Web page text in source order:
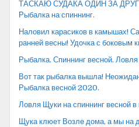
ТАСКАЮ СУДАКА ОДИН ЗА
Рыбалка на спиннинг.
Наловил карасиков в камышах!
ранней весны! Удочка с боковым
Рыбалка. Спиннинг весной.
Вот так рыбалка вышла!
Рыбалка весной 2020.
Ловля Щуки на спиннинг весной
Щука клюет Возле дома, а мы на